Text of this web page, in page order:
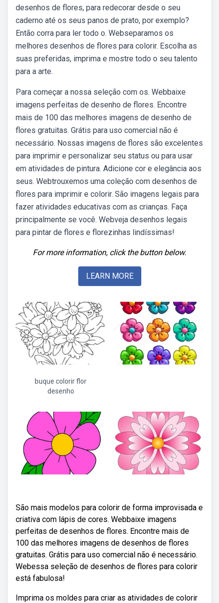
desenhos de flores, para redecorar desde o seu
caderno até os seus panos de prato, por exemplo?
Então corra para ler todo o. Webseparamos os
melhores desenhos de flores para colorir. Escolha as
suas preferidas, imprima e mostre todo o seu talento
para a arte.
Para começar a nossa seleção com os. Webbaixe
imagens perfeitas de desenho de flores. Encontre
mais de 100 das melhores imagens de desenho de
flores gratuitas. Grátis para uso comercial não é
necessário. Nossas imagens de flores são excelentes
para imprimir e personalizar seu status ou para usar
em atividades de pintura. Adicione cor e elegância aos
seus. Webtrouxemos uma coleção com desenhos de
flores para imprimir e colorir. São imagens legais para
fazer atividades educativas com as crianças. Faça
principalmente se você. Webveja desenhos legais
para pintar de flores e florezinhas lindíssimas!
For more information, click the button below.
LEARN MORE
buque colorir flor
desenho
São mais modelos para colorir de forma improvisada e
criativa com lápis de cores. Webbaixe imagens
perfeitas de desenhos de flores. Encontre mais de
100 das melhores imagens de desenhos de flores
gratuitas. Grátis para uso comercial não é necessário.
Webessa seleção de desenhos de flores para colorir
está fabulosa!
Imprima os moldes para criar as atividades de colorir